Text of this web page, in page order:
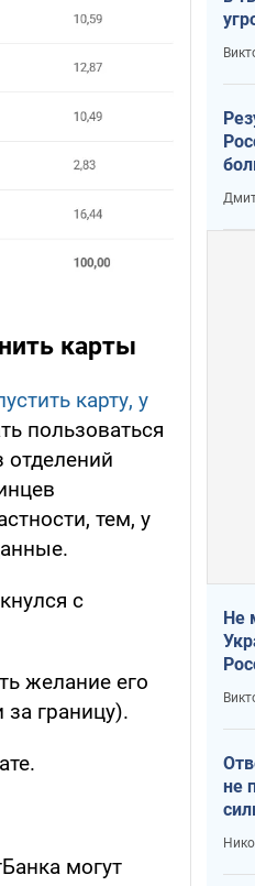
карты
карту, у
пользоваться
тем, у
с
желание его
границу).
могут
Не
не